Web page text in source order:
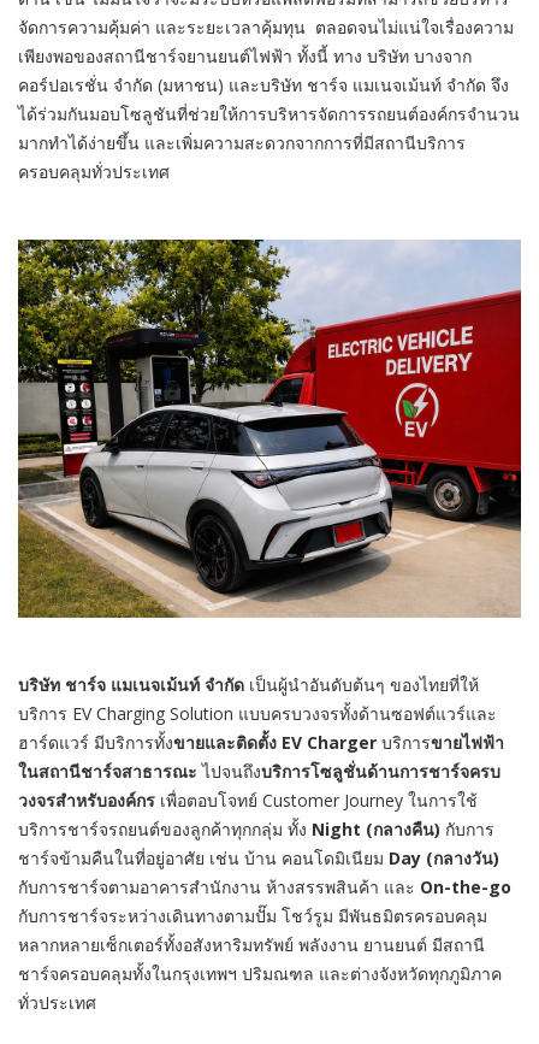
จัดการความคุ้มค่า และระยะเวลาคุ้มทุน ตลอดจนไม่แน่ใจเรื่องความ
เพียงพอของสถานีชาร์จยานยนต์ไฟฟ้า ทั้งนี้ ทาง บริษัท บางจาก
คอร์ปอเรชั่น จำกัด (มหาชน) และบริษัท ชาร์จ แมเนจเม้นท์ จำกัด จึง
ได้ร่วมกันมอบโซลูชันที่ช่วยให้การบริหารจัดการรถยนต์องค์กรจำนวน
มากทำได้ง่ายขึ้น และเพิ่มความสะดวกจากการที่มีสถานีบริการ
ครอบคลุมทั่วประเทศ
บริษัท ชาร์จ แมเนจเม้นท์ จำกัด เป็นผู้นำอันดับต้นๆ ของไทยที่ให้
บริการ EV Charging Solution แบบครบวงจรทั้งด้านซอฟต์แวร์และ
ฮาร์ดแวร์ มีบริการทั้งขายและติดตั้ง EV Charger บริการขายไฟฟ้า
ในสถานีชาร์จสาธารณะ ไปจนถึงบริการโซลูชั่นด้านการชาร์จครบ
วงจรสำหรับองค์กร เพื่อตอบโจทย์ Customer Journey ในการใช้
บริการชาร์จรถยนต์ของลูกค้าทุกกลุ่ม ทั้ง Night (กลางคืน) กับการ
ชาร์จข้ามคืนในที่อยู่อาศัย เช่น บ้าน คอนโดมิเนียม Day (กลางวัน)
กับการชาร์จตามอาคารสำนักงาน ห้างสรรพสินค้า และ On-the-go
กับการชาร์จระหว่างเดินทางตามปั๊ม โชว์รูม มีพันธมิตรครอบคลุม
หลากหลายเซ็กเตอร์ทั้งอสังหาริมทรัพย์ พลังงาน ยานยนต์ มีสถานี
ชาร์จครอบคลุมทั้งในกรุงเทพฯ ปริมณฑล และต่างจังหวัดทุกภูมิภาค
ทั่วประเทศ